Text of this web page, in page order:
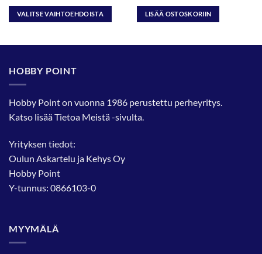
10,90 €
VALITSE VAIHTOEHDOISTA
muunnelma.
tehdä
valinnat
LISÄÄ OSTOSKORIIN
HOBBY POINT
Hobby Point on vuonna 1986 perustettu perheyritys.
Katso lisääTietoa Meistä-sivulta.
Yrityksen tiedot:
Oulun Askartelu ja Kehys Oy
Hobby Point
Y-tunnus: 0866103-0
MYYMÄLÄ